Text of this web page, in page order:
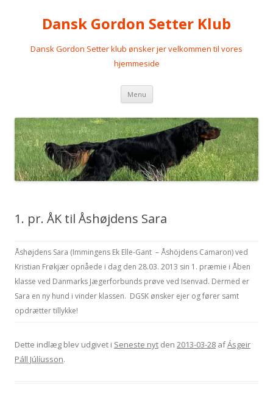
Dansk Gordon Setter Klub
Dansk Gordon Setter klub ønsker jer velkommen til vores
hjemmeside
Menu Videre
indhold
1. pr. ÅK til Åshøjdens Sara
Åshøjdens Sara (Immingens Ek Elle-Gant – Åshöjdens Camaron) ved
Kristian Frøkjær opnåede i dag den 28.03. 2013 sin 1. præmie i Åben
klasse ved Danmarks Jægerforbunds prøve ved Isenvad. Dermed er
Sara en ny hund i vinder klassen. DGSK ønsker ejer og fører samt
opdrætter tillykke!
Dette indlæg blev udgivet i Seneste nyt den 2013-03-28 afÁsgeir
Páll Júlíusson.